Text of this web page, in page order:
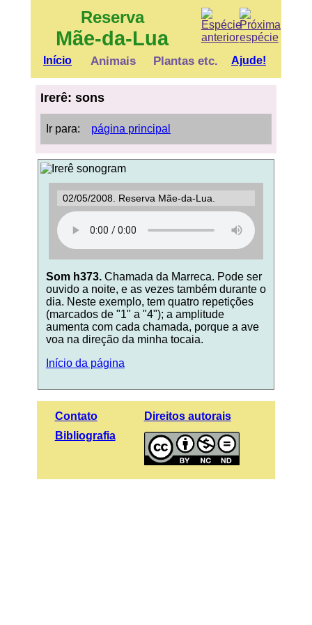
Reserva
Mãe-da-Lua
Início Animais Plantas etc. Ajude!
Irerê: sons
Ir para: página principal
02/05/2008. Reserva Mãe-da-Lua.
Som h373.Chamada da Marreca. Pode ser
ouvido a noite, e as vezes também durante o
dia. Neste exemplo, tem quatro repetições
(marcados de "1" a "4"); a amplitude
aumenta com cada chamada, porque a ave
voa na direção da minha tocaia.
Início da página
Contato
Bibliografia
Direitos autorais